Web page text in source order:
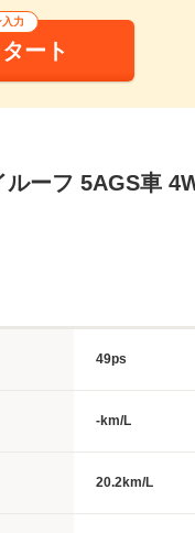
力
ート
ーフ 5AGS車
49ps
-km/L
20.2km/L